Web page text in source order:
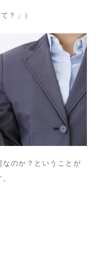
？」）
なのか？ということが